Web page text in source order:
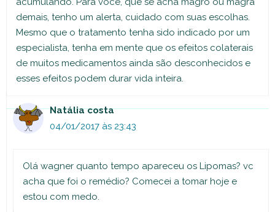
demais, tenho um alerta, cuidado com suas escolhas.
Mesmo que o tratamento tenha sido indicado por um
especialista, tenha em mente que os efeitos colaterais
de muitos medicamentos ainda são desconhecidos e
esses efeitos podem durar vida inteira.
Natália costa
04/01/2017 às 23:43
Olá wagner quanto tempo apareceu os Lipomas? vc
acha que foi o remédio? Comecei a tomar hoje e
estou com medo.